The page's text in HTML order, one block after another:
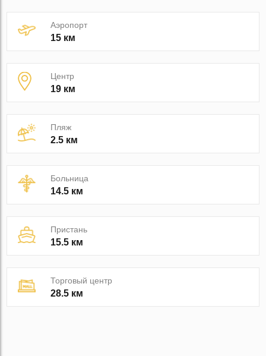
Аэропорт
15 км
Центр
19 км
Пляж
2.5 км
Больница
14.5 км
Пристань
15.5 км
Торговый центр
28.5 км